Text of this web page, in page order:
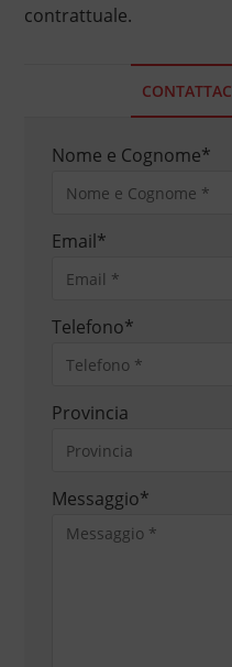
contrattuale.
Nome e Cognome*
Email*
Telefono*
Provincia
Messaggio*